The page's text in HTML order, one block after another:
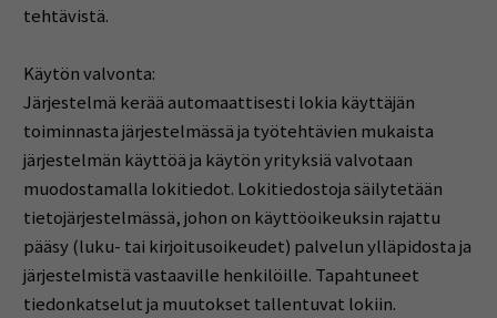
tehtävistä.
Käytön valvonta:
Järjestelmä kerää automaattisesti lokia käyttäjän
toiminnasta järjestelmässä ja työtehtävien mukaista
järjestelmän käyttöä ja käytön yrityksiä valvotaan
muodostamalla lokitiedot. Lokitiedostoja säilytetään
tietojärjestelmässä, johon on käyttöoikeuksin rajattu
pääsy (luku- tai kirjoitusoikeudet) palvelun ylläpidosta ja
järjestelmistä vastaaville henkilöille. Tapahtuneet
tiedonkatselut ja muutokset tallentuvat lokiin.